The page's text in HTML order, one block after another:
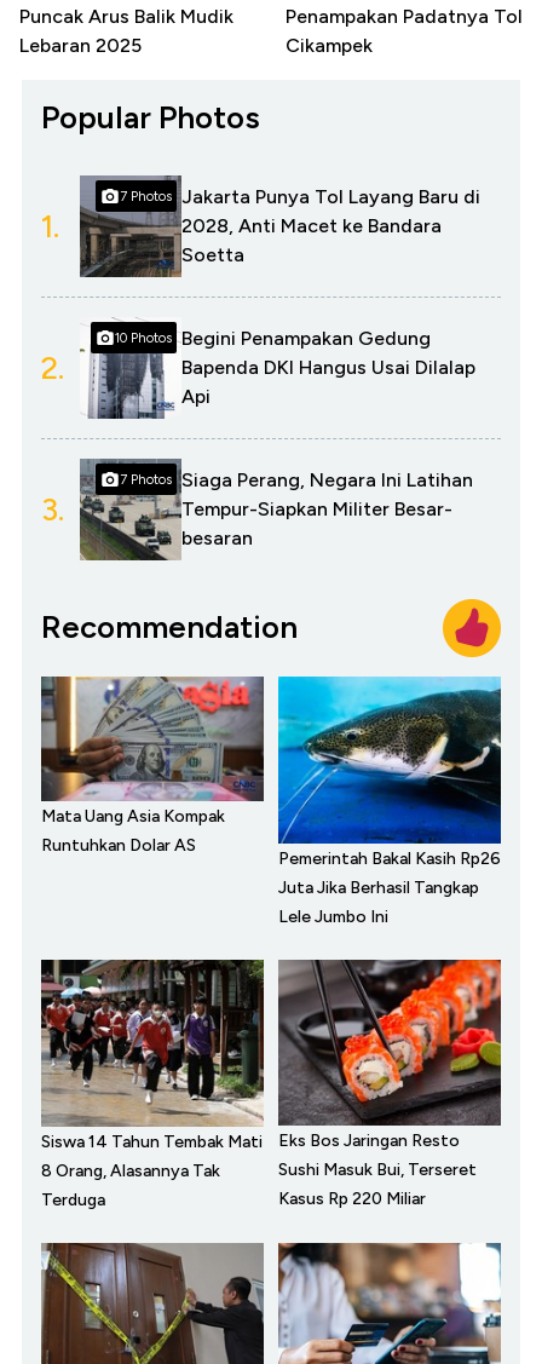
Puncak Arus Balik Mudik
Lebaran 2025
Penampakan Padatnya Tol
Cikampek
Popular Photos
1.
7 Photos
Jakarta Punya Tol Layang Baru di
2028, Anti Macet ke Bandara
Soetta
2.
10 Photos
Begini Penampakan Gedung
Bapenda DKI Hangus Usai Dilalap
Api
3.
7 Photos
Siaga Perang, Negara Ini Latihan
Tempur-Siapkan Militer Besar-
besaran
Recommendation
Mata Uang Asia Kompak
Runtuhkan Dolar AS
Pemerintah Bakal Kasih Rp26
Juta Jika Berhasil Tangkap
Lele Jumbo Ini
Siswa 14 Tahun Tembak Mati
8 Orang, Alasannya Tak
Terduga
Eks Bos Jaringan Resto
Sushi Masuk Bui, Terseret
Kasus Rp 220 Miliar